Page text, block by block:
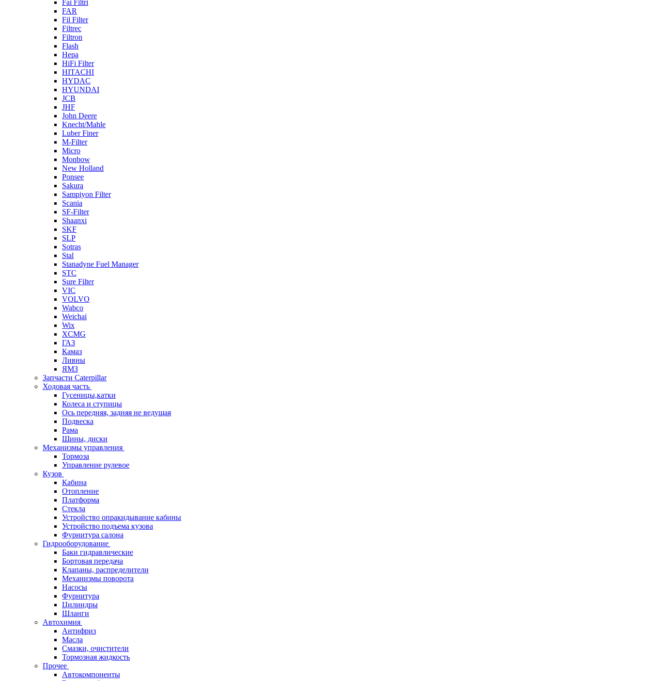
Fai Filtri
FAR
Fil Filter
Filtrec
Filtron
Flash
Hepa
HiFi Filter
HITACHI
HYDAC
HYUNDAI
JCB
JHF
John Deere
Knecht/Mahle
Luber Finer
M-Filter
Micro
Monbow
New Holland
Ponsee
Sakura
Sampiyon Filter
Scania
SF-Filter
Shaanxi
SKF
SLP
Sotras
Stal
Stanadyne Fuel Manager
STC
Sure Filter
VIC
VOLVO
Wabco
Weichai
Wix
XCMG
ГАЗ
Камаз
Ливны
ЯМЗ
Запчасти Caterpillar
Ходовая часть
Гусеницы,катки
Колеса и ступицы
Ось передняя, задняя не ведущая
Подвеска
Рама
Шины, диски
Механизмы управления
Тормоза
Управление рулевое
Кузов
Кабина
Отопление
Платформа
Стекла
Устройство опракидывание кабины
Устройство подъема кузова
Фурнитура салона
Гидрооборудование
Баки гидравлические
Бортовая передача
Клапаны, распределители
Механизмы поворота
Насосы
Фурнитура
Цилиндры
Шланги
Автохимия
Антифриз
Масла
Смазки, очистители
Тормозная жидкость
Прочее
Автокомпоненты